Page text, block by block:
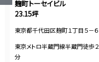
麹町トーセイビル
23.15坪
東京都千代田区麹町１丁目５－６
東京メトロ半蔵門線半蔵門徒歩２
分